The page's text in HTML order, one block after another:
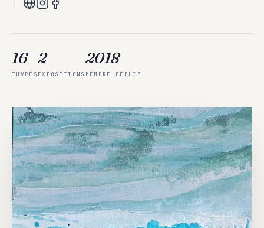
16
ŒUVRES
2
EXPOSITIONS
2018
MEMBRE DEPUIS